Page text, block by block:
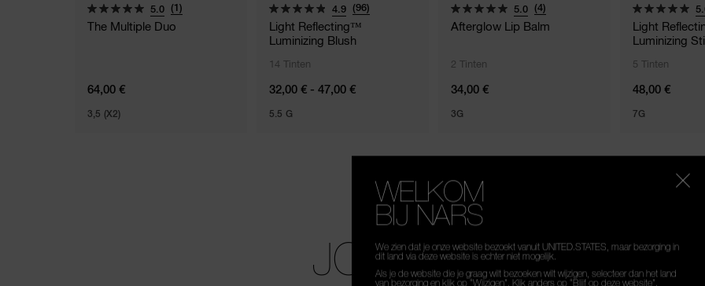
5.0 (1)
The Multiple Duo
64,00 €
3,5 (X2)
4.9 (96)
Light Reflecting™
Luminizing Blush
14 Tinten
32,00 € - 47,00 €
5.5 G
5.0 (4)
Afterglow Lip Balm
2 Tinten
34,00 €
3G
Light
Luminizing
5 Tinten
48,00 €
7G
JOUW ULTIEME
WELKOM
BIJ NARS
We zien dat je onze website bezoekt vanuit UNITED.STATES, maar bezorging in
dit land via deze website is echter niet mogelijk.
Als je de website die je graag wilt bezoeken wilt wijzigen, selecteer dan het land
van bezorging en klik op “Wijzigen”. Klik anders op “Blijf op deze website”.